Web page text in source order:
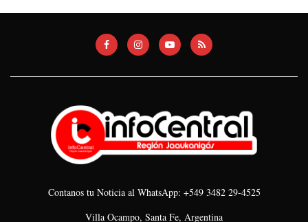
Contanos tu Noticia al WhatsApp: +549 3482 29-4525
Villa Ocampo, Santa Fe, Argentina